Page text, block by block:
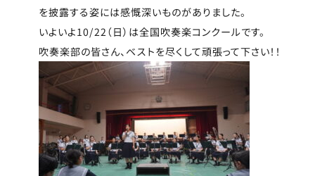
を披露する姿には感慨深いものがありました。
いよいよ10/22（日）は全国吹奏楽コンクールです。
吹奏楽部の皆さん、ベストを尽くして頑張って下さい！！